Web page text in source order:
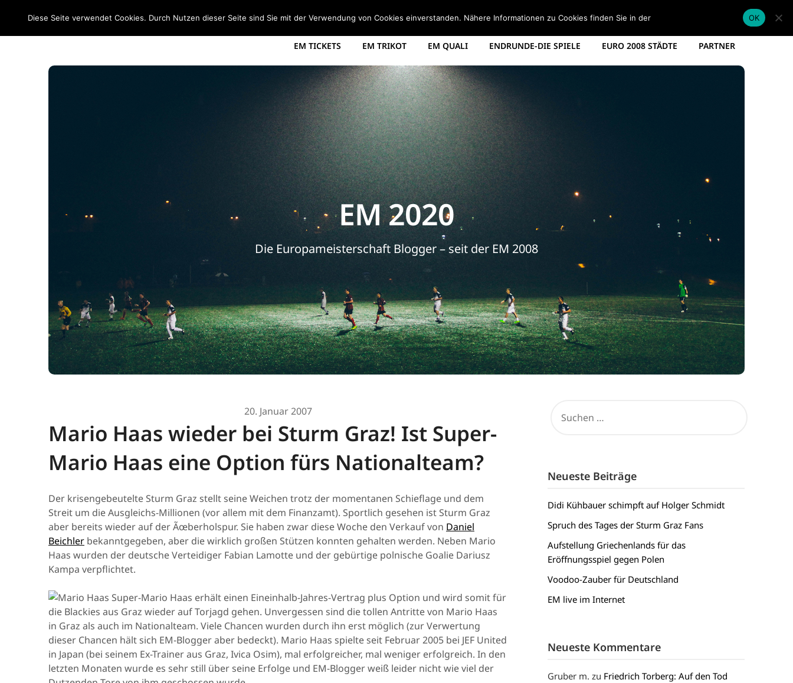
EM 2020 STARTSEITE EM 2008 TABELLE EM 2012 GRUPPEN EM KADER DEUTSCHLAND
EM TICKETS EM TRIKOT EM QUALI ENDRUNDE-DIE SPIELE EURO 2008 STÄDTE PARTNER
EM 2020
Die Europameisterschaft Blogger – seit der EM 2008
20. Januar 2007
Mario Haas wieder bei Sturm Graz! Ist Super-
Mario Haas eine Option fürs Nationalteam?
Der krisengebeutelte Sturm Graz stellt seine Weichen trotz der momentanen Schieflage und dem
Streit um die Ausgleichs-Millionen (vor allem mit dem Finanzamt). Sportlich gesehen ist Sturm Graz
aber bereits wieder auf der Ãœberholspur. Sie haben zwar diese Woche den Verkauf von Daniel
Beichler bekanntgegeben, aber die wirklich großen Stützen konnten gehalten werden. Neben Mario
Haas wurden der deutsche Verteidiger Fabian Lamotte und der gebürtige polnische Goalie Dariusz
Kampa verpflichtet.
Super-Mario Haas erhält einen Eineinhalb-Jahres-Vertrag plus Option und wird somit für
die Blackies aus Graz wieder auf Torjagd gehen. Unvergessen sind die tollen Antritte von Mario Haas
in Graz als auch im Nationalteam. Viele Chancen wurden durch ihn erst möglich (zur Verwertung
dieser Chancen hält sich EM-Blogger aber bedeckt). Mario Haas spielte seit Februar 2005 bei JEF United
in Japan (bei seinem Ex-Trainer aus Graz, Ivica Osim), mal erfolgreicher, mal weniger erfolgreich. In den
letzten Monaten wurde es sehr still über seine Erfolge und EM-Blogger weiß leider nicht wie viel der
NACH:
Neueste Beiträge
Didi Kühbauer schimpft auf Holger Schmidt
Spruch des Tages der Sturm Graz Fans
Aufstellung Griechenlands für das
Eröffnungsspiel gegen Polen
Voodoo-Zauber für Deutschland
EM live im Internet
Neueste Kommentare
Gruber m. zu Friedrich Torberg: Auf den Tod
Diese Seite verwendet Cookies. Durch Nutzen dieser Seite sind Sie mit der Verwendung von Cookies einverstanden. Nähere Informationen zu Cookies finden Sie in der OK